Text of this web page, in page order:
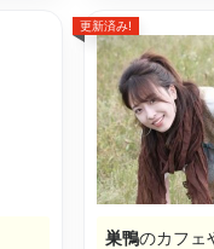
更新済み!
巣鴨のカフェ